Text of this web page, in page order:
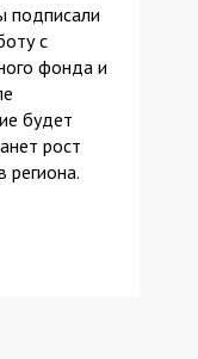
подписали
с
фонда и
будет
рост
региона.